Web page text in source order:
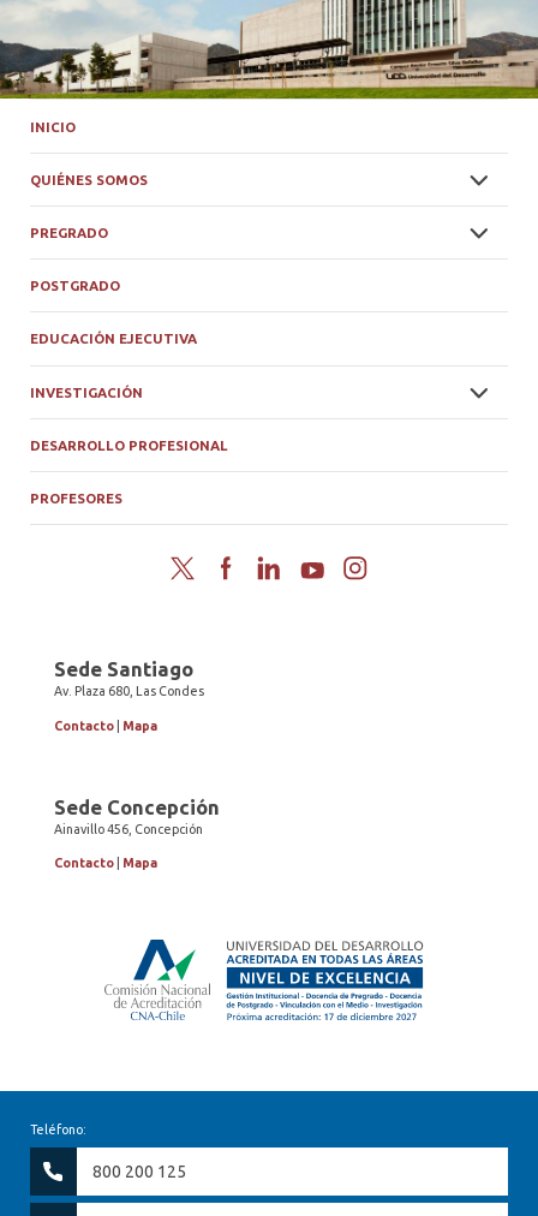
INICIO
QUIÉNES SOMOS
PREGRADO
POSTGRADO
EDUCACIÓN EJECUTIVA
INVESTIGACIÓN
DESARROLLO PROFESIONAL
PROFESORES
Twitter FacebookLinkedInYouTubeInstagram
Sede Santiago
Av. Plaza 680, Las Condes
Contacto Mapa
Sede Concepción
Ainavillo 456, Concepción
Contacto Mapa
Teléfono:
800 200 125